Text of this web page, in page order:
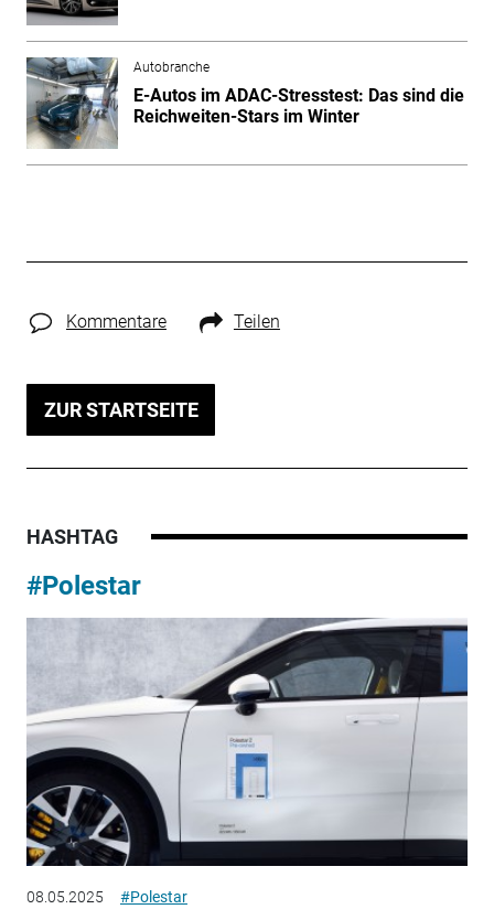
Autobranche
E-Autos im ADAC-Stresstest: Das sind die
Reichweiten-Stars im Winter
Kommentare Teilen
ZUR STARTSEITE
HASHTAG
#Polestar
08.05.2025 #Polestar